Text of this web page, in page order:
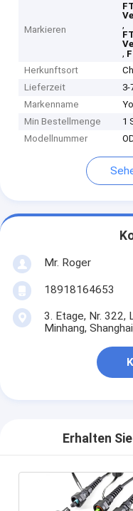
Markieren
,
,
Herkunftsort
Lieferzeit
3-
Markenname
Min Bestellmenge
1
Modellnummer
Mr. Roger
18918164653
3. Etage, Nr. 322,
Minhang,
Erhalten